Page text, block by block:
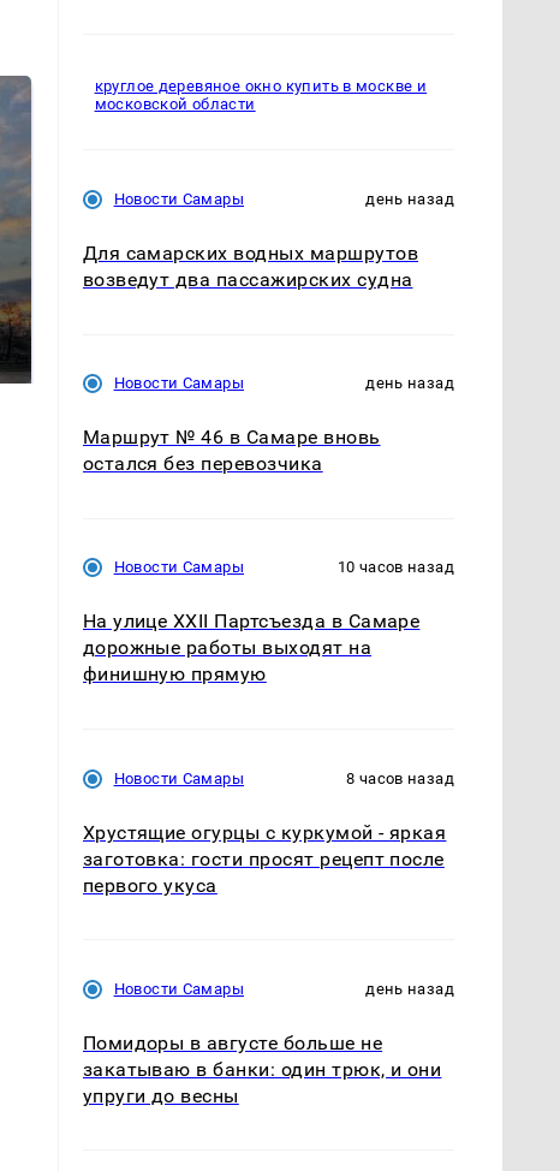
СМИ: В Химках на
круглое деревяное окно купить в москве и
московской области
Новости Самары день назад
Для самарских водных маршрутов
возведут два пассажирских судна
Новости Самары день назад
Маршрут № 46 в Самаре вновь
остался без перевозчика
Новости Самары 10 часов назад
На улице XXII Партсъезда в Самаре
дорожные работы выходят на
финишную прямую
Новости Самары 8 часов назад
Хрустящие огурцы с куркумой - яркая
заготовка: гости просят рецепт после
первого укуса
Новости Самары день назад
Помидоры в августе больше не
закатываю в банки: один трюк, и они
упруги до весны